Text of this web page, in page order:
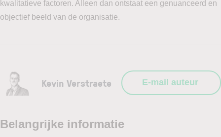
kwalitatieve factoren. Alleen dan ontstaat een genuanceerd en
objectief beeld van de organisatie.
Kevin Verstraete E-mail auteur